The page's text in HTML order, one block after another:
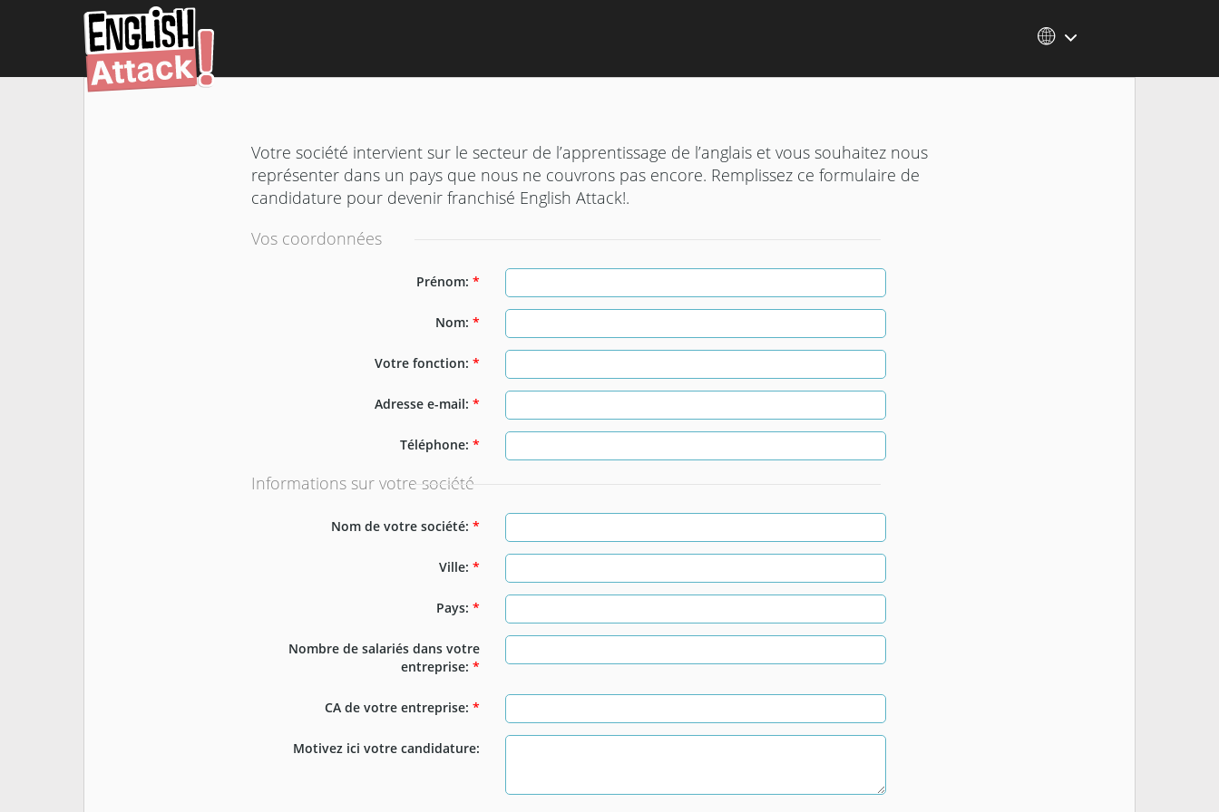
Votre société intervient sur le secteur de l’apprentissage de l’anglais et vous souhaitez nous
représenter dans un pays que nous ne couvrons pas encore. Remplissez ce formulaire de
candidature pour devenir franchisé English Attack!.
Vos coordonnées
Prénom: *
Nom: *
Votre fonction: *
Adresse e-mail: *
Téléphone: *
Informations sur votre société
Nom de votre société: *
Ville: *
Pays: *
Nombre de salariés dans votre
entreprise: *
CA de votre entreprise: *
Motivez ici votre candidature: